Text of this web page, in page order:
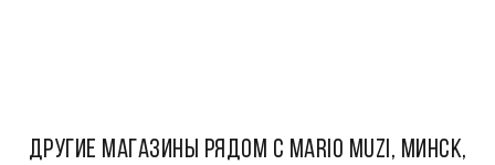
ДРУГИЕ МАГАЗИНЫ РЯДОМ С Mario Muzi, Минск,